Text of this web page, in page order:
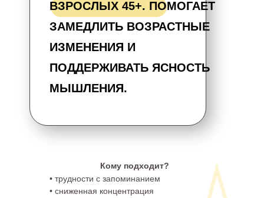
ВЗРОСЛЫХ 45+. ПОМОГАЕТ
ЗАМЕДЛИТЬ ВОЗРАСТНЫЕ
ИЗМЕНЕНИЯ И
ПОДДЕРЖИВАТЬ ЯСНОСТЬ
МЫШЛЕНИЯ.
Кому подходит?
• трудности с запоминанием
• сниженная концентрация